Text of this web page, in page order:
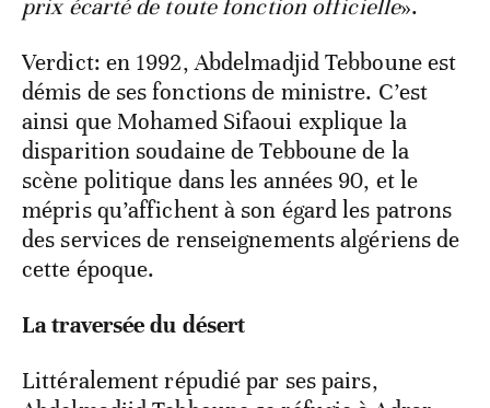
prix écarté de toute fonction officielle».
Verdict: en 1992, Abdelmadjid Tebboune est
démis de ses fonctions de ministre. C’est
ainsi que Mohamed Sifaoui explique la
disparition soudaine de Tebboune de la
scène politique dans les années 90, et le
mépris qu’affichent à son égard les patrons
des services de renseignements algériens de
cette époque.
La traversée du désert
Littéralement répudié par ses pairs,